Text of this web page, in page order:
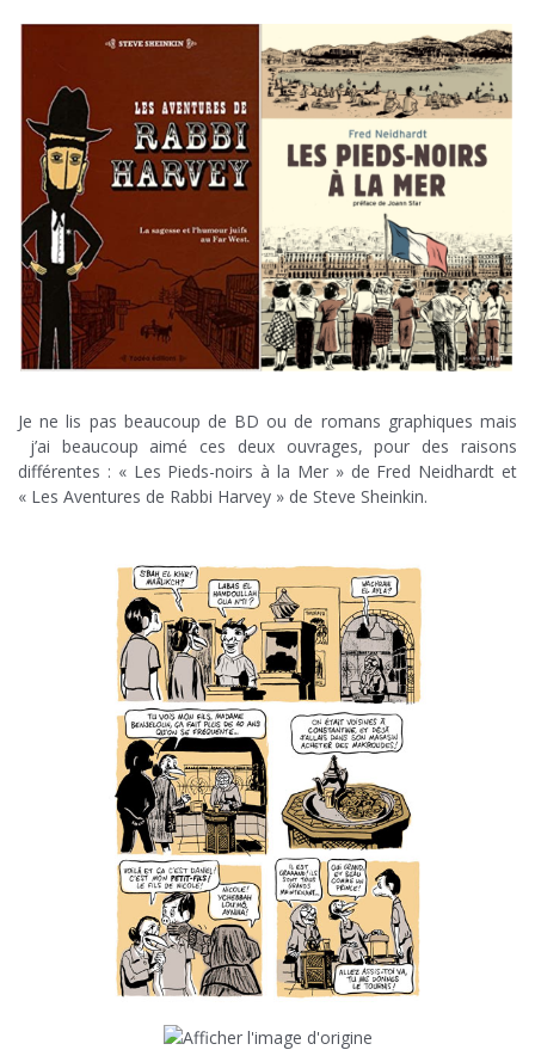
Je ne lis pas beaucoup de BD ou de romans graphiques mais
j’ai beaucoup aimé ces deux ouvrages, pour des raisons
différentes : « Les Pieds-noirs à la Mer » de Fred Neidhardt et
« Les Aventures de Rabbi Harvey » de Steve Sheinkin.